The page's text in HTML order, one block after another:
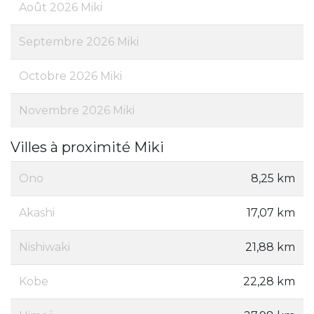
Août 2026 Miki
Septembre 2026 Miki
Octobre 2026 Miki
Novembre 2026 Miki
Villes à proximité Miki
Ono 8,25 km
Akashi 17,07 km
Nishiwaki 21,88 km
Kobe 22,28 km